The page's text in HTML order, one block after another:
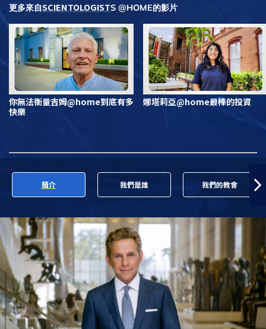
更多來自SCIENTOLOGISTS @HOME的影片
你無法衡量吉姆@home到底有多
快樂
娜塔莉亞@home最棒的投資
簡介 我們是誰 我們的教會